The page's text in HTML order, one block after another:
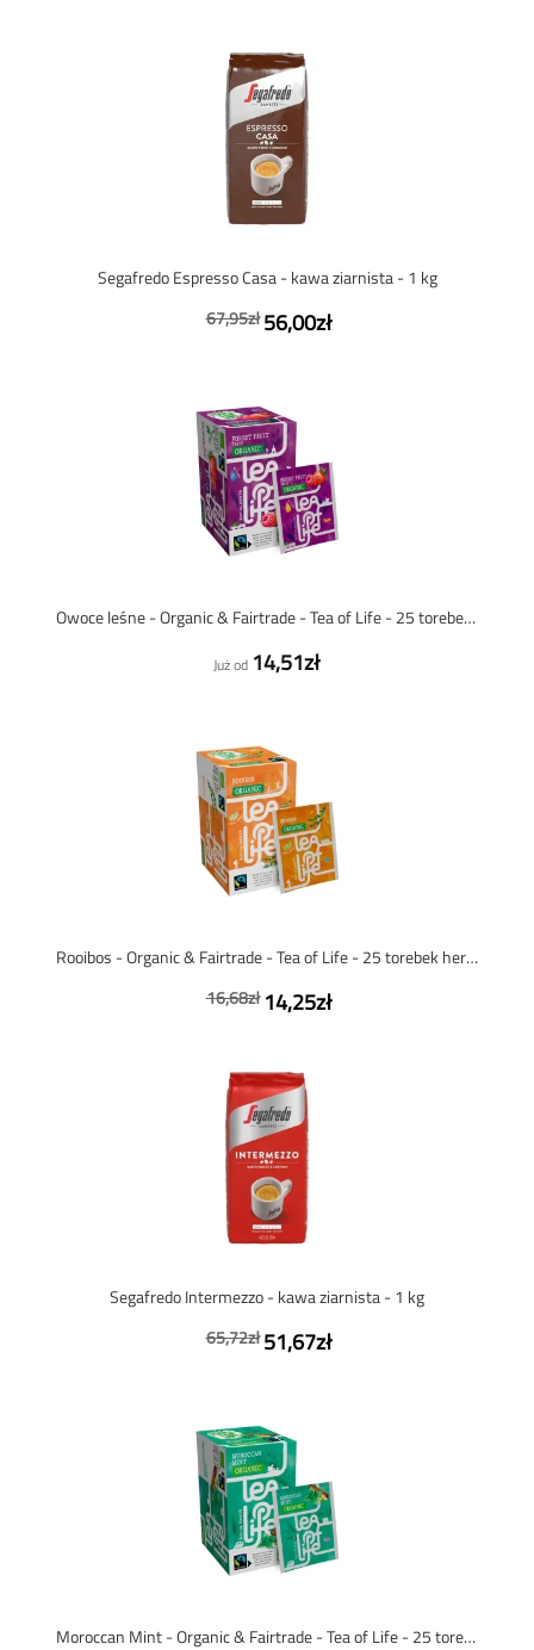
Segafredo Espresso Casa - kawa ziarnista - 1 kg
67,95zł 56,00zł
Owoce leśne - Organic & Fairtrade - Tea of Life - 25 torebek herbaty
Już od 14,51zł
Rooibos - Organic & Fairtrade - Tea of Life - 25 torebek herbaty
16,68zł 14,25zł
Segafredo Intermezzo - kawa ziarnista - 1 kg
65,72zł 51,67zł
Moroccan Mint - Organic & Fairtrade - Tea of Life - 25 torebek herbaty